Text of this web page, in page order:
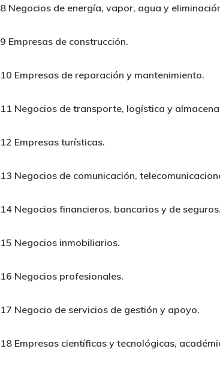
8 Negocios de energía, vapor, agua y
9 Empresas de construcción.
10 Empresas de reparación y mantenimiento.
11 Negocios de transporte, logística y
12 Empresas turísticas.
13 Negocios de comunicación,
14 Negocios financieros, bancarios y de seguros.
15 Negocios inmobiliarios.
16 Negocios profesionales.
17 Negocio de servicios de gestión y apoyo.
18 Empresas científicas y tecnológicas,